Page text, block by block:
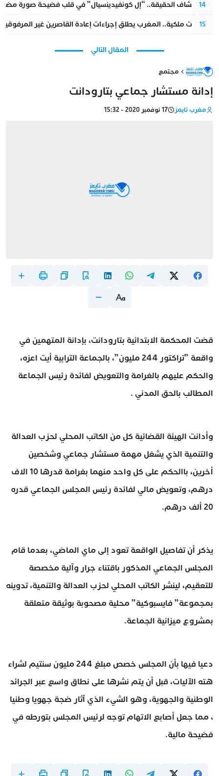
14
بعد انكشاف الحقيقة.. “إل كونفيدينسيال” في قلب فضيحة صورة
15
بتعليمات ملكية.. المغرب يطلق إجراءات إعادة القاصرين غير
المقال التالي
مجتمع
إدانة مستشار جماعي بتارودانت
مغرب تايمز 17 نوفمبر 2020 - 15:32
قضت المحكمة الابتدائية بتارودانت، بإدانة المتهمين في
واقعة ”تراكتور 244 مليون”، بالجماعة الترابية أيت اعزه،
والحكم عليهم بالغرامة والتعويض لفائدة رئيس الجماعة
المطالب بالحق المدني .
وأدانت الهيئة القضائية كل من الكاتب المحلي لحزب العدالة
والتنمية الذي يشغل مهمة مستشار جماعي وشخصين
أخرين، باالحكم على كل واحد منهما بغرامة قدرها 10 الاف
درهم، وتعويض مالي لفائدة رئيس المجلس الجماعي قدره
20 ألف درهم.
يذكر أن تفاصيل الواقعة تعود إلى ماي الماضي، بعدما قام
المجلس الجماعي المذكور باقتناء جرار وآلية مخصصة
للتعقيم، لينشر الكاتب المحلي لحزب العدالة والتنمية، تدوينه
بمجموعة” فايسبوكية” محلية مصحوبة بوثيقة متعلقة
بمشروع ميزانية الجماعة.
دعيا فيها بأن المجلس خصص مبلغ 244 مليون سنتيم لشراء
هته الآليات، قبل أن يتم نشرها على نطاق واسع عبر الجرائد
الوطنية والجهوية، وهو الشيء الذي آثار ضجة جهويا وطنيا
، مما جعل أصابع الاتهام توجه لرئيس المجلس بتورطه في
فضيحة مالية.